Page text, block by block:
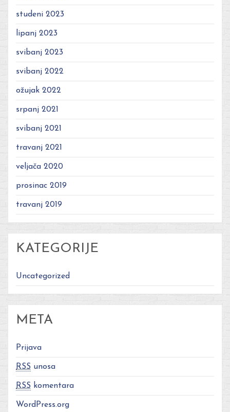
studeni 2023
lipanj 2023
svibanj 2023
svibanj 2022
ožujak 2022
srpanj 2021
svibanj 2021
travanj 2021
veljača 2020
prosinac 2019
travanj 2019
KATEGORIJE
Uncategorized
META
Prijava
RSS unosa
RSS komentara
WordPress.org